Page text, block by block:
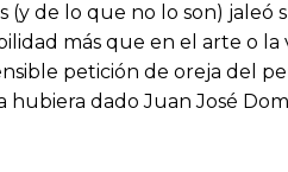
de lo que no lo son)
más que en el arte o
petición de oreja del
dado Juan José